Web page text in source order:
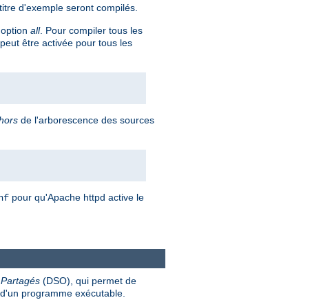
d'exemple seront compilés.
all. Pour compiler tous les
peut être activée pour tous les
de l'arborescence des sources
pour qu'Apache httpd active le
(DSO), qui permet de
programme exécutable.